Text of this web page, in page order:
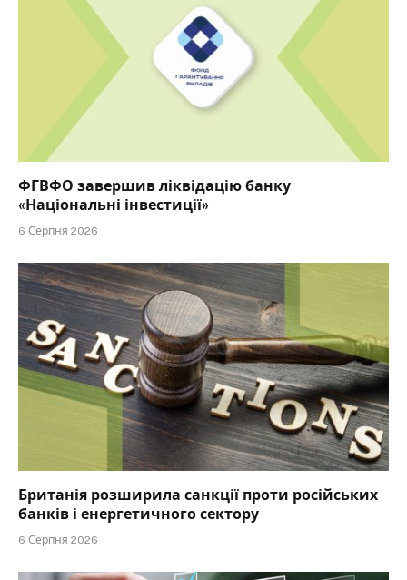
ФГВФО завершив ліквідацію банку
«Національні інвестиції»
6 Серпня 2026
Британія розширила санкції проти російських
банків і енергетичного сектору
6 Серпня 2026